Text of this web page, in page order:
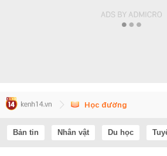
Học đường
Bản tin Nhân vật Du học